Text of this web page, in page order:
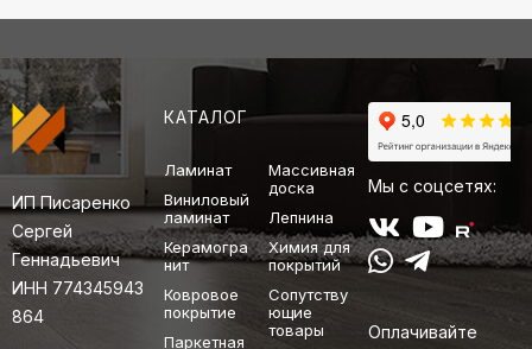
ИП Писаренко
Сергей
Геннадьевич
ИНН 774345943
864
КАТАЛОГ
Ламинат
Виниловый
ламинат
Керамогра
нит
Ковровое
покрытие
Паркетная
Массивная
доска
Лепнина
Химия для
покрытий
Сопутству
ющие
товары
Мы с соцсетях:
Оплачивайте